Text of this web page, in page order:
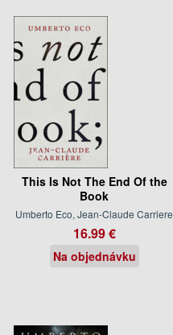
This Is Not The End Of the
Book
Umberto Eco, Jean-Claude Carriere
16.99 €
Na objednávku